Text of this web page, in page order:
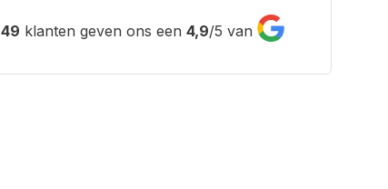
49 klanten geven ons een 4,9/5 van